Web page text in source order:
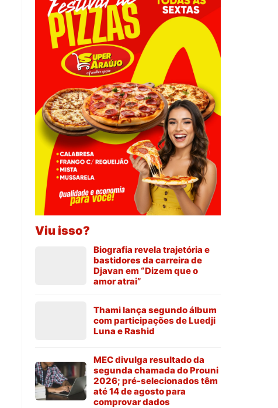
Viu isso?
Biografia revela trajetória e
bastidores da carreira de
Djavan em “Dizem que o
amor atrai”
Thami lança segundo álbum
com participações de Luedji
Luna e Rashid
MEC divulga resultado da
segunda chamada do Prouni
2026; pré-selecionados têm
até 14 de agosto para
comprovar dados